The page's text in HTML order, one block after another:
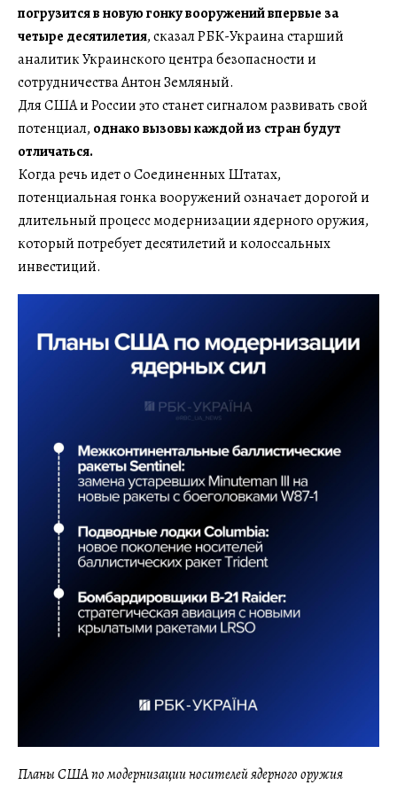
погрузится в новую гонку вооружений впервые за
четыре десятилетия, сказал РБК-Украина старший
аналитик Украинского центра безопасности и
сотрудничества Антон Земляный.
Для США и России это станет сигналом развивать свой
потенциал, однако вызовы каждой из стран будут
отличаться.
Когда речь идет о Соединенных Штатах,
потенциальная гонка вооружений означает дорогой и
длительный процесс модернизации ядерного оружия,
который потребует десятилетий и колоссальных
инвестиций.
Планы США по модернизации носителей ядерного оружия